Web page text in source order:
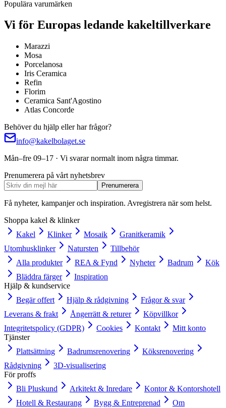
Populära varumärken
Vi för Europas ledande kakeltillverkare
Marazzi
Mosa
Porcelanosa
Iris Ceramica
Refin
Florim
Ceramica Sant'Agostino
Atlas Concorde
Behöver du hjälp eller har frågor?
info@kakelbolaget.se
Mån–fre 09–17 · Vi svarar normalt inom några timmar.
Prenumerera på vårt nyhetsbrev
Prenumerera
Få nyheter, kampanjer och inspiration. Avregistrera när som helst.
Shoppa kakel & klinker
Kakel
Klinker Mosaik
Granitkeramik
Utomhusklinker
Natursten
Tillbehör
Alla produkter
REA & Fynd Nyheter Badrum
Kök
Bläddra färger
Inspiration
Hjälp & kundservice
Begär offert
Hjälp & rådgivning
Frågor & svar
Leverans & frakt
Ångerrätt & returer
Köpvillkor
Integritetspolicy (GDPR)
Cookies Kontakt
Mitt konto
Tjänster
Plattsättning
Badrumsrenovering
Köksrenovering
Rådgivning
3D-visualisering
För proffs
Bli Pluskund
Arkitekt & Inredare
Kontor & Kontorshotell
Hotell & Restaurang
Bygg & Entreprenad
Om